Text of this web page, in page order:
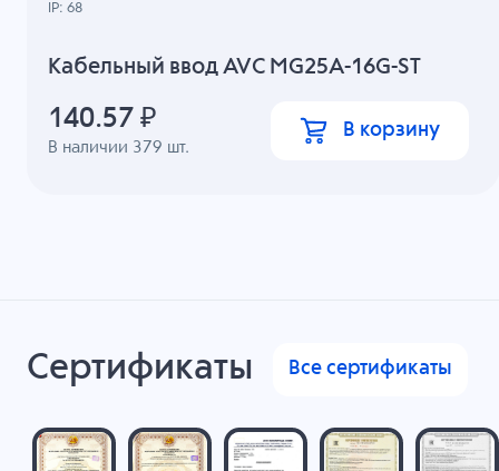
Кабельный ввод AVC MG25A-16G-ST
В наличии 379 шт.
IP: 68
140.57 ₽ В корзину
Сертификаты Все сертификаты